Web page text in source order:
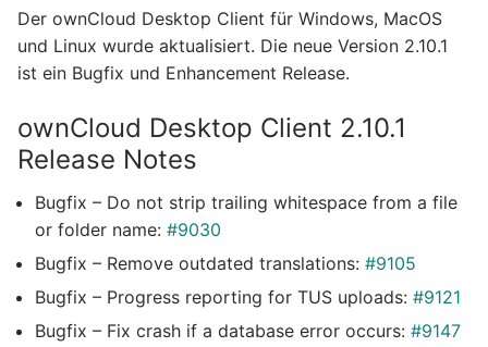
Der ownCloud Desktop Client für Windows, MacOS
und Linux wurde aktualisiert. Die neue Version 2.10.1
ist ein Bugfix und Enhancement Release.
ownCloud Desktop Client 2.10.1
Release Notes
Bugfix – Do not strip trailing whitespace from a file
or folder name: #9030
Bugfix – Remove outdated translations: #9105
Bugfix – Progress reporting for TUS uploads: #9121
Bugfix – Fix crash if a database error occurs: #9147